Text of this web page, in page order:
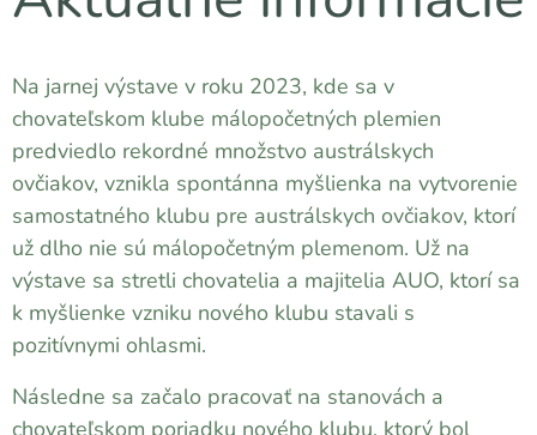
Na jarnej výstave v roku 2023, kde sa v
chovateľskom klube málopočetných plemien
predviedlo rekordné množstvo austrálskych
ovčiakov, vznikla spontánna myšlienka na vytvorenie
samostatného klubu pre austrálskych ovčiakov, ktorí
už dlho nie sú málopočetným plemenom. Už na
výstave sa stretli chovatelia a majitelia AUO, ktorí sa
k myšlienke vzniku nového klubu stavali s
pozitívnymi ohlasmi.
Následne sa začalo pracovať na stanovách a